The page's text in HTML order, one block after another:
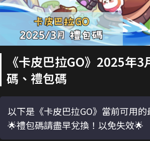
《卡皮巴拉GO》2025年
碼、禮包碼
以下是《卡皮巴拉GO》當前可用的
🌟禮包碼請盡早兌換！以免失效🌟